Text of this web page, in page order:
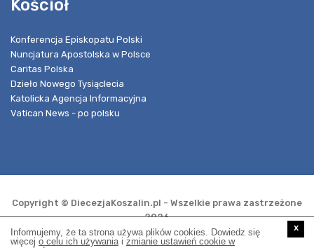
Kościół
Konferencja Episkopatu Polski
Nuncjatura Apostolska w Polsce
Caritas Polska
Dzieło Nowego Tysiąclecia
Katolicka Agencja Informacyjna
Vatican News - po polsku
Copyright © DiecezjaKoszalin.pl - Wszelkie prawa zastrzeżone
2026
Informujemy, że ta strona używa plików cookies. Dowiedz się
więcej o celu ich używaniai zmianie ustawień cookie w
x